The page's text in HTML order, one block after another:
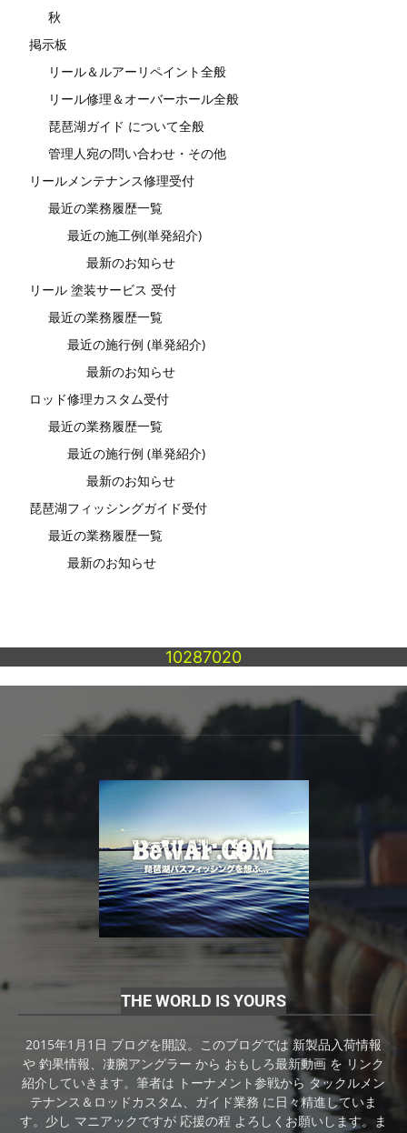
秋
掲示板
リール＆ルアーリペイント全般
リール修理＆オーバーホール全般
琵琶湖ガイド について全般
管理人宛の問い合わせ・その他
リールメンテナンス修理受付
最近の業務履歴一覧
最近の施工例(単発紹介)
最新のお知らせ
リール 塗装サービス 受付
最近の業務履歴一覧
最近の施行例 (単発紹介)
最新のお知らせ
ロッド修理カスタム受付
最近の業務履歴一覧
最近の施行例 (単発紹介)
最新のお知らせ
琵琶湖フィッシングガイド受付
最近の業務履歴一覧
最新のお知らせ
10287020
THE WORLD IS YOURS
2015年1月1日 ブログを開設。このブログでは 新製品入荷情報
や 釣果情報、凄腕アングラー から おもしろ最新動画 を リンク
紹介していきます。筆者は トーナメント参戦から タックルメン
テナンス＆ロッドカスタム、ガイド業務 に日々精進していま
す。少し マニアックですが 応援の程 よろしくお願いします。ま